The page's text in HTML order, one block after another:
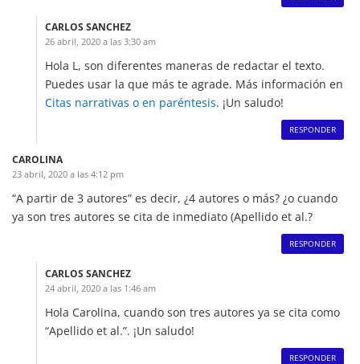
CARLOS SANCHEZ
26 abril, 2020 a las 3:30 am
Hola L, son diferentes maneras de redactar el texto.
Puedes usar la que más te agrade. Más información en
Citas narrativas o en paréntesis. ¡Un saludo!
RESPONDER
CAROLINA
23 abril, 2020 a las 4:12 pm
“A partir de 3 autores” es decir, ¿4 autores o más? ¿o cuando
ya son tres autores se cita de inmediato (Apellido et al.?
RESPONDER
CARLOS SANCHEZ
24 abril, 2020 a las 1:46 am
Hola Carolina, cuando son tres autores ya se cita como
“Apellido et al.”. ¡Un saludo!
RESPONDER